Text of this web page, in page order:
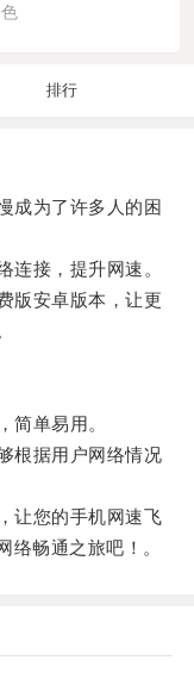
排行
为了许多人的困
接，提升网速。
安卓版本，让更
单易用。
据用户网络情况
您的手机网速飞
络畅通之旅吧！。